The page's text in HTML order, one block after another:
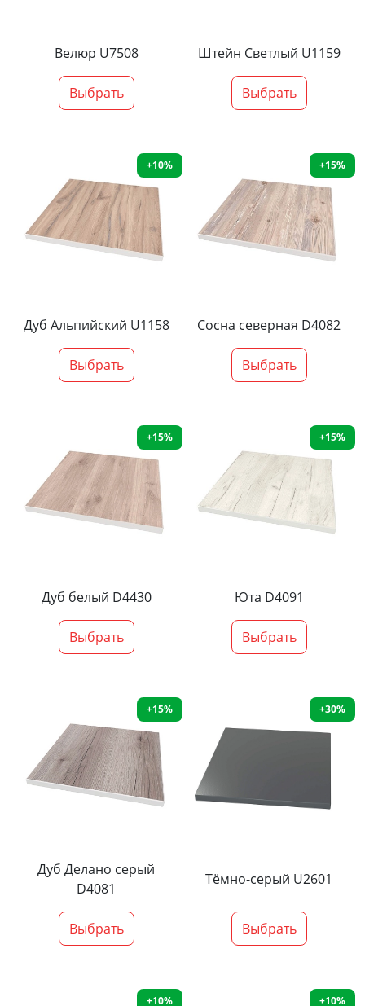
Велюр U7508
Выбрать
Штейн Светлый U1159
Выбрать
+10%
Дуб Альпийский U1158
Выбрать
+15%
Сосна северная D4082
Выбрать
+15%
Дуб белый D4430
Выбрать
+15%
Юта D4091
Выбрать
+15%
Дуб Делано серый
D4081
Выбрать
+30%
Тёмно-серый U2601
Выбрать
+10% +10%